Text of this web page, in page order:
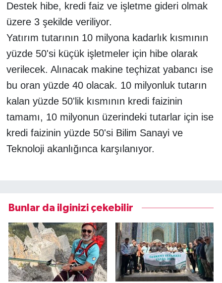
Destek hibe, kredi faiz ve işletme gideri olmak
üzere 3 şekilde veriliyor.
Yatırım tutarının 10 milyona kadarlık kısmının
yüzde 50'si küçük işletmeler için hibe olarak
verilecek. Alınacak makine teçhizat yabancı ise
bu oran yüzde 40 olacak. 10 milyonluk tutarın
kalan yüzde 50'lik kısmının kredi faizinin
tamamı, 10 milyonun üzerindeki tutarlar için ise
kredi faizinin yüzde 50'si Bilim Sanayi ve
Teknoloji akanlığınca karşılanıyor.
Bunlar da ilginizi çekebilir